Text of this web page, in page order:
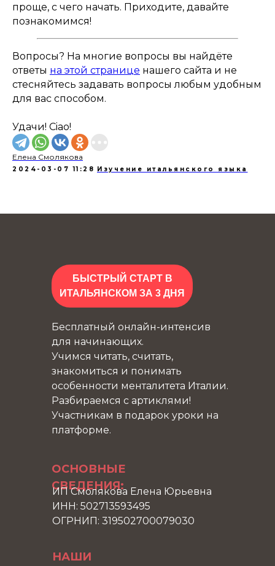
проще, с чего начать. Приходите, давайте
познакомимся!
Вопросы? На многие вопросы вы найдёте
ответы на этой странице нашего сайта и не
стесняйтесь задавать вопросы любым удобным
для вас способом.
Удачи! Ciao!
Елена Смолякова
2024-03-07 11:28 Изучение итальянского языка
БЫСТРЫЙ СТАРТ В
ИТАЛЬЯНСКОМ ЗА 3 ДНЯ
ОСНОВНЫЕ
СВЕДЕНИЯ:
НАШИ
ИП Смолякова Елена Юрьевна
ИНН: 502713593495
ОГРНИП: 319502700079030
Бесплатный онлайн-интенсив
для начинающих.
Учимся читать, считать,
знакомиться и понимать
особенности менталитета Италии.
Разбираемся с артиклями!
Участникам в подарок уроки на
платформе.